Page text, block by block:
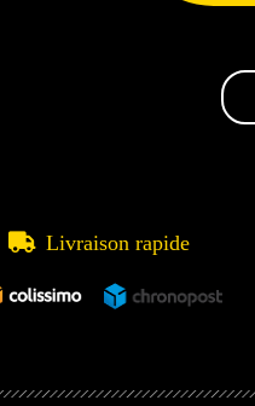
 Livraison rapide